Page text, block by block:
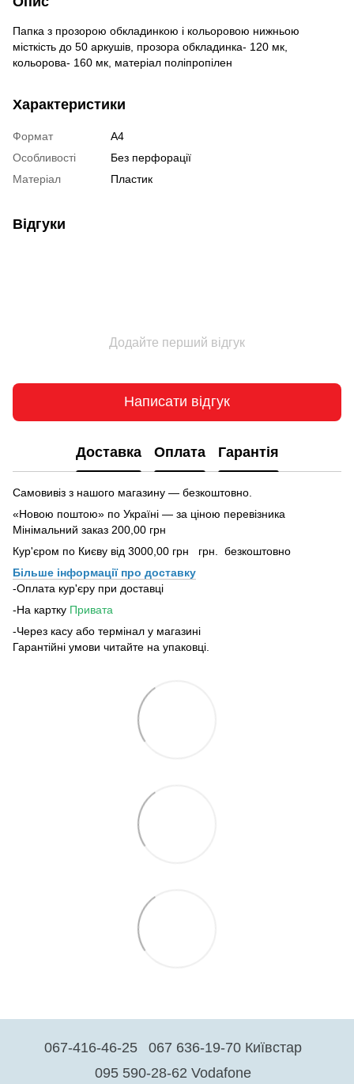
Папка з прозорою обкладинкою і кольоровою нижньою
місткість до 50 аркушів, прозора обкладинка- 120 мк,
кольорова- 160 мк, матеріал поліпропілен
Характеристики
Формат
А4
Особливості
Без перфорації
Матеріал
Пластик
Відгуки
Додайте перший відгук
Написати відгук
Доставка Оплата Гарантія
Самовивіз з нашого магазину — безкоштовно.
«Новою поштою» по Україні — за ціною перевізника
Мінімальний заказ 200,00 грн
Кур'єром по Києву від 3000,00 грн грн. безкоштовно
Більше інформації про доставку
-Оплата кур'єру при доставці
-На картку Привата
-Через касу або термінал у магазині
Гарантійні умови читайте на упаковці.
067-416-46-25
067 636-19-70 Київстар
095 590-28-62 Vodafone